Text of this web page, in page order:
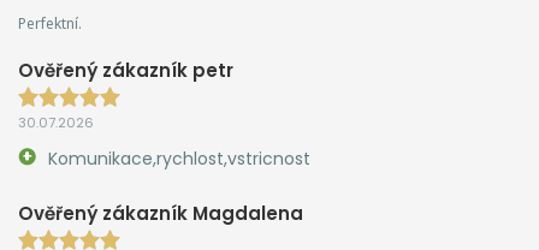
Perfektní.
Ověřený zákazník petr
30.07.2026
Komunikace,rychlost,vstricnost
Ověřený zákazník Magdalena